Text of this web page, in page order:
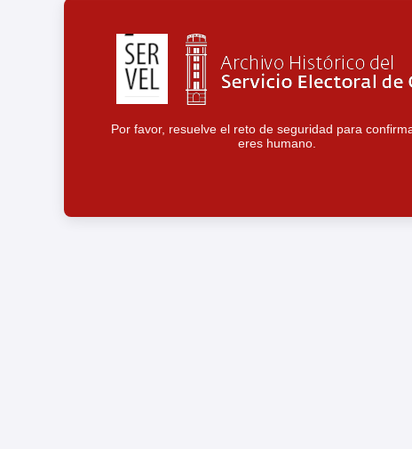
Por favor, resuelve el reto de seguridad para
eres humano.